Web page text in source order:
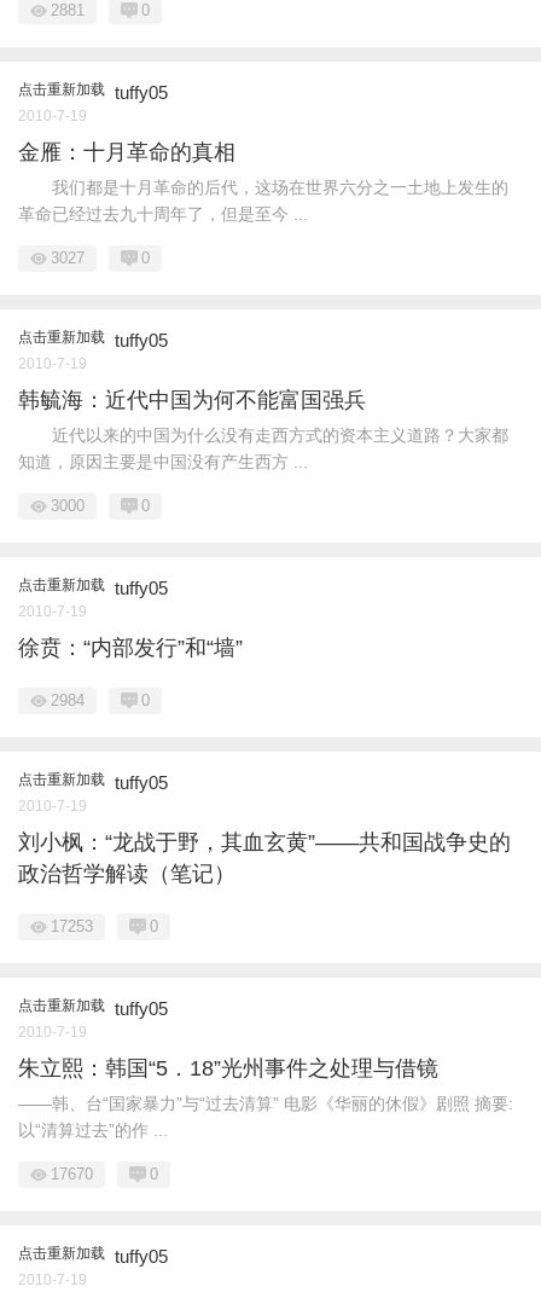
2881 0
点击重新加载 tuffy05
2010-7-19
金雁：十月革命的真相
我们都是十月革命的后代，这场在世界六分之一土地上发生的
革命已经过去九十周年了，但是至今 ...
3027 0
点击重新加载 tuffy05
2010-7-19
韩毓海：近代中国为何不能富国强兵
近代以来的中国为什么没有走西方式的资本主义道路？大家都
知道，原因主要是中国没有产生西方 ...
3000 0
点击重新加载 tuffy05
2010-7-19
徐贲：“内部发行”和“墙”
2984 0
点击重新加载 tuffy05
2010-7-19
刘小枫：“龙战于野，其血玄黄”——共和国战争史的
政治哲学解读（笔记）
17253 0
点击重新加载 tuffy05
2010-7-19
朱立熙：韩国“5．18”光州事件之处理与借镜
——韩、台“国家暴力”与“过去清算” 电影《华丽的休假》剧照 摘要:
以“清算过去”的作 ...
17670 0
点击重新加载 tuffy05
2010-7-19